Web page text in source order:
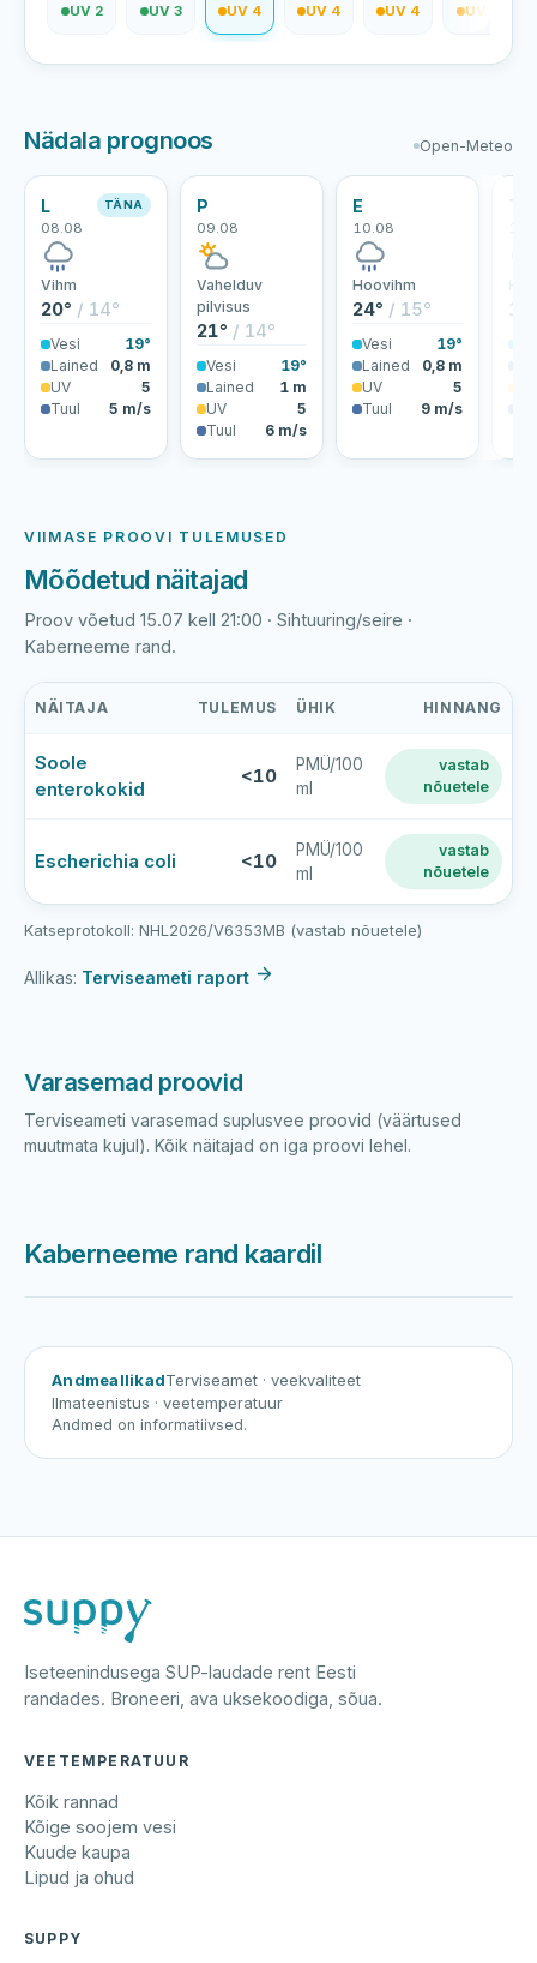
UV 2 UV 3 UV 4 UV 4 UV 4 UV 5
Nädala prognoos Open-Meteo
L
08.08
TÄNA
Vihm
20° / 14°
Vesi
19°
Lained
0,8 m
UV
5
Tuul
5 m/s
P
09.08
Vahelduv
pilvisus
21° / 14°
Vesi
19°
Lained
1 m
UV
5
Tuul
6 m/s
E
10.08
Hoovihm
24° / 15°
Vesi
19°
Lained
0,8 m
UV
5
Tuul
9 m/s
T
VIIMASE PROOVI TULEMUSED
Mõõdetud näitajad
Proov võetud 15.07 kell 21:00 · Sihtuuring/seire ·
Kaberneeme rand.
ranna
viimase
mõõtmistulemused
NÄITAJA TULEMUS ÜHIK HINNANG
Soole
enterokokid
<10
PMÜ/100
ml
vastab
nõuetele
Escherichia coli <10
PMÜ/100
ml
vastab
nõuetele
Katseprotokoll: NHL2026/V6353MB (vastab nõuetele)
Allikas: Terviseameti raport
Varasemad proovid
Terviseameti varasemad suplusvee proovid (väärtused
muutmata kujul). Kõik näitajad on iga proovi lehel.
Kaberneeme rand kaardil
AndmeallikadTerviseamet · veekvaliteet
Ilmateenistus · veetemperatuur
Andmed on informatiivsed.
Iseteenindusega SUP-laudade rent Eesti
randades. Broneeri, ava uksekoodiga, sõua.
VEETEMPERATUUR
Kõik rannad
Kõige soojem vesi
Kuude kaupa
Lipud ja ohud
SUPPY